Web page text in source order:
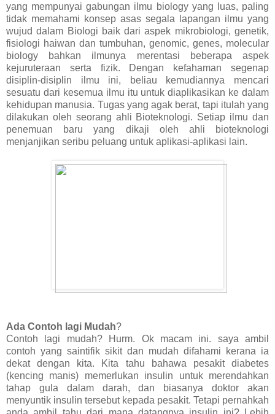
yang mempunyai gabungan ilmu biology yang luas, paling
tidak memahami konsep asas segala lapangan ilmu yang
wujud dalam Biologi baik dari aspek mikrobiologi, genetik,
fisiologi haiwan dan tumbuhan, genomic, genes, molecular
biology bahkan ilmunya merentasi beberapa aspek
kejuruteraan serta fizik. Dengan kefahaman segenap
disiplin-disiplin ilmu ini, beliau kemudiannya mencari
sesuatu dari kesemua ilmu itu untuk diaplikasikan ke dalam
kehidupan manusia. Tugas yang agak berat, tapi itulah yang
dilakukan oleh seorang ahli Bioteknologi. Setiap ilmu dan
penemuan baru yang dikaji oleh ahli bioteknologi
menjanjikan seribu peluang untuk aplikasi-aplikasi lain.
Ada Contoh lagi Mudah?
Contoh lagi mudah? Hurm. Ok macam ini. saya ambil
contoh yang saintifik sikit dan mudah difahami kerana ia
dekat dengan kita. Kita tahu bahawa pesakit diabetes
(kencing manis) memerlukan insulin untuk merendahkan
tahap gula dalam darah, dan biasanya doktor akan
menyuntik insulin tersebut kepada pesakit. Tetapi pernahkah